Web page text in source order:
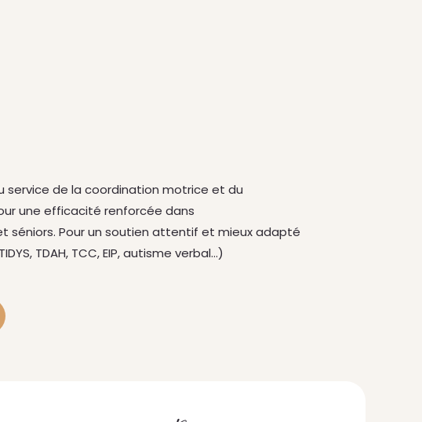
service de la coordination motrice et du
une efficacité renforcée dans
séniors. Pour un soutien attentif et mieux adapté
TDAH, TCC, EIP, autisme verbal…)